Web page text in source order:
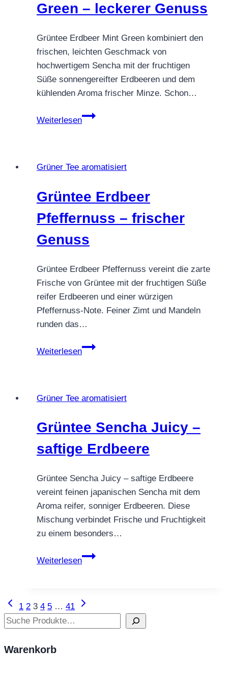
Green – leckerer Genuss
Grüntee Erdbeer Mint Green kombiniert den
frischen, leichten Geschmack von
hochwertigem Sencha mit der fruchtigen
Süße sonnengereifter Erdbeeren und dem
kühlenden Aroma frischer Minze. Schon…
Weiterlesen
Grüntee
–
Genuss
Grüner Tee aromatisiert
Grüntee Erdbeer
Pfeffernuss – frischer
Genuss
Grüntee Erdbeer Pfeffernuss vereint die zarte
Frische von Grüntee mit der fruchtigen Süße
reifer Erdbeeren und einer würzigen
Pfeffernuss-Note. Feiner Zimt und Mandeln
runden das…
Weiterlesen
Grüntee
frischer
Grüner Tee aromatisiert
Grüntee Sencha Juicy –
saftige Erdbeere
Grüntee Sencha Juicy – saftige Erdbeere
vereint feinen japanischen Sencha mit dem
Aroma reifer, sonniger Erdbeeren. Diese
Mischung verbindet Frische und Fruchtigkeit
zu einem besonders…
Weiterlesen
Grüntee
Seitennavigation
Vorherige
Seite
1 2 3 4 5 … 41
Nächste
Suchen
Warenkorb